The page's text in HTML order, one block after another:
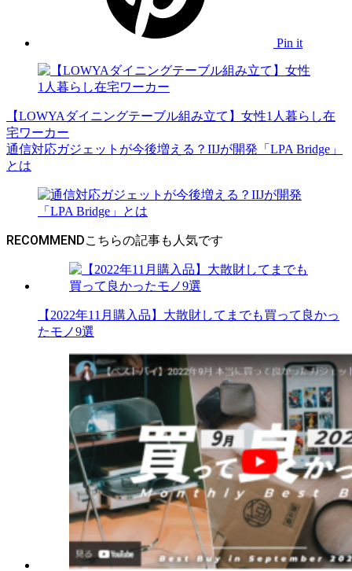
Pin it
【LOWYAダイニングテーブル組み立て】女性1人暮らし在
宅ワーカー
通信対応ガジェットが今後増える？IIJが開発「LPA Bridge」
とは
RECOMMEND
【2022年11月購入品】大散財してまでも買って良かっ
たモノ9選